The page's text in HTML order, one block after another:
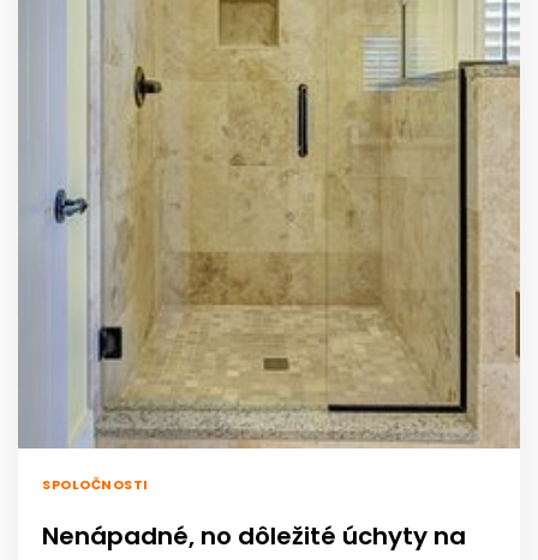
SPOLOČNOSTI
Nenápadné, no dôležité úchyty na